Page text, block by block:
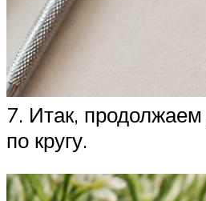
7. Итак, продолжаем
по кругу.